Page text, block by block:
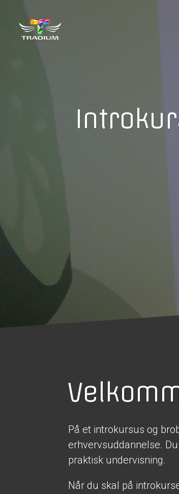
På et introkursus og
erhvervsuddannelse.
praktisk undervisning.
Når du skal på